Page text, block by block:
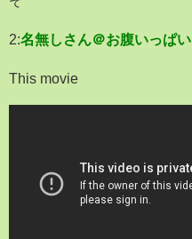
2:名無しさん＠お腹いっぱい
This movie